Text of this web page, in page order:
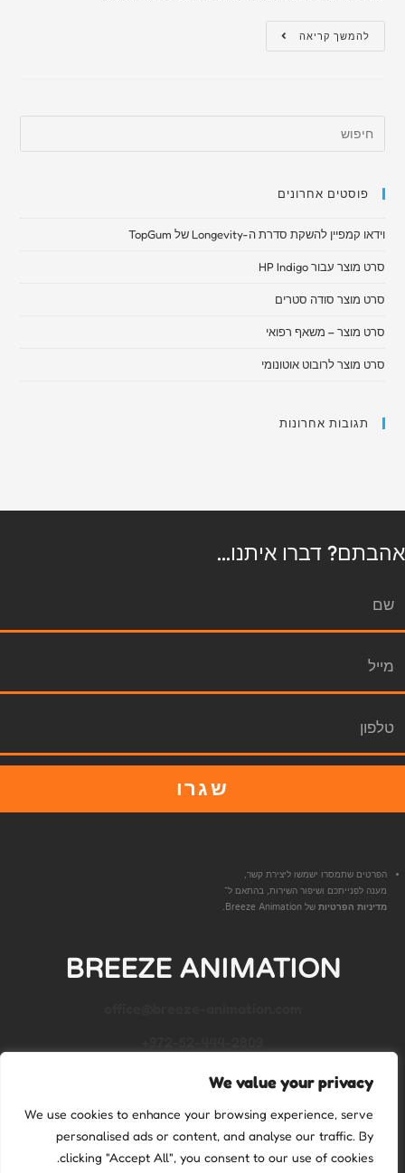
We value your privacy
We use cookies to enhance your browsing experience, serve
personalised ads or content, and analyse our traffic. By
clicking "Accept All", you consent to our use of cookies.
להמשך קריאה
פוסטים אחרונים
וידאו קמפיין להשקת סדרת ה-Longevity של TopGum
סרט מוצר עבור HP Indigo
סרט מוצר סודה סטרים
סרט מוצר – משאף רפואי​
סרט מוצר לרובוט אוטונומי
תגובות אחרונות
אהבתם? דברו איתנו...
שגרו
הפרטים שתמסרו ישמשו ליצירת קשר,
מענה לפנייתכם ושיפור השירות, בהתאם ל־
מדיניות הפרטיות של Breeze Animation.
BREEZE ANIMATION